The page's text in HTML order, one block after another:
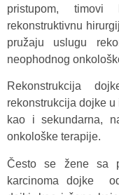
pristupom,
rekonstruktivnu
pružaju uslugu
neophodnog
Rekonstrukcija
rekonstrukcija dojke
kao i sekundarna,
onkološke terapije.
Često se žene sa
karcinoma dojke